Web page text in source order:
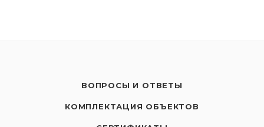
ВОПРОСЫ И ОТВЕТЫ
КОМПЛЕКТАЦИЯ ОБЪЕКТОВ